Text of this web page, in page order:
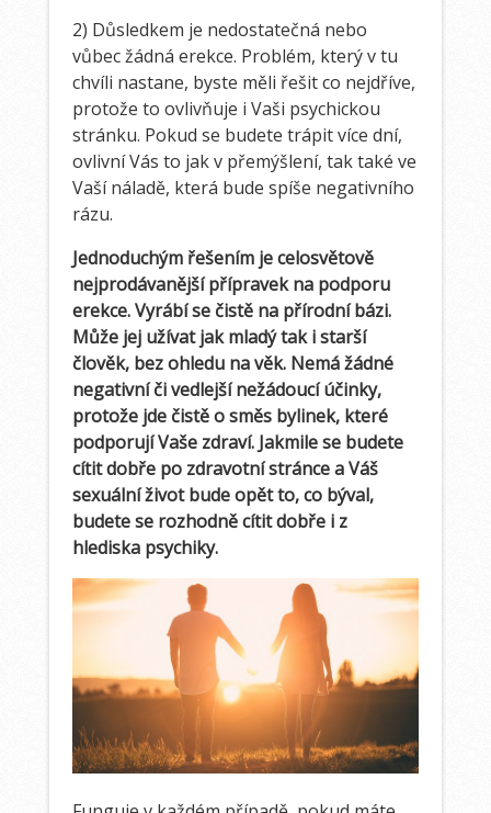
2) Důsledkem je nedostatečná nebo
vůbec žádná erekce. Problém, který v tu
chvíli nastane, byste měli řešit co nejdříve,
protože to ovlivňuje i Vaši psychickou
stránku. Pokud se budete trápit více dní,
ovlivní Vás to jak v přemýšlení, tak také ve
Vaší náladě, která bude spíše negativního
rázu.
Jednoduchým řešením je celosvětově
nejprodávanější přípravek na podporu
erekce. Vyrábí se čistě na přírodní bázi.
Může jej užívat jak mladý tak i starší
člověk, bez ohledu na věk. Nemá žádné
negativní či vedlejší nežádoucí účinky,
protože jde čistě o směs bylinek, které
podporují Vaše zdraví. Jakmile se budete
cítit dobře po zdravotní stránce a Váš
sexuální život bude opět to, co býval,
budete se rozhodně cítit dobře i z
hlediska psychiky.